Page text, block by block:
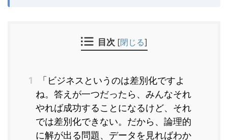
目次 [閉じる]
1
「ビジネスというのは差別化ですよ
ね。答えが一つだったら、みんなそれ
やれば成功することになるけど、それ
では差別化できない。だから、論理的
に解が出る問題、データを見ればわか